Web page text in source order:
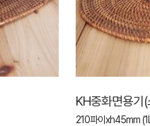
KH중화면용기
210파이xh45mm